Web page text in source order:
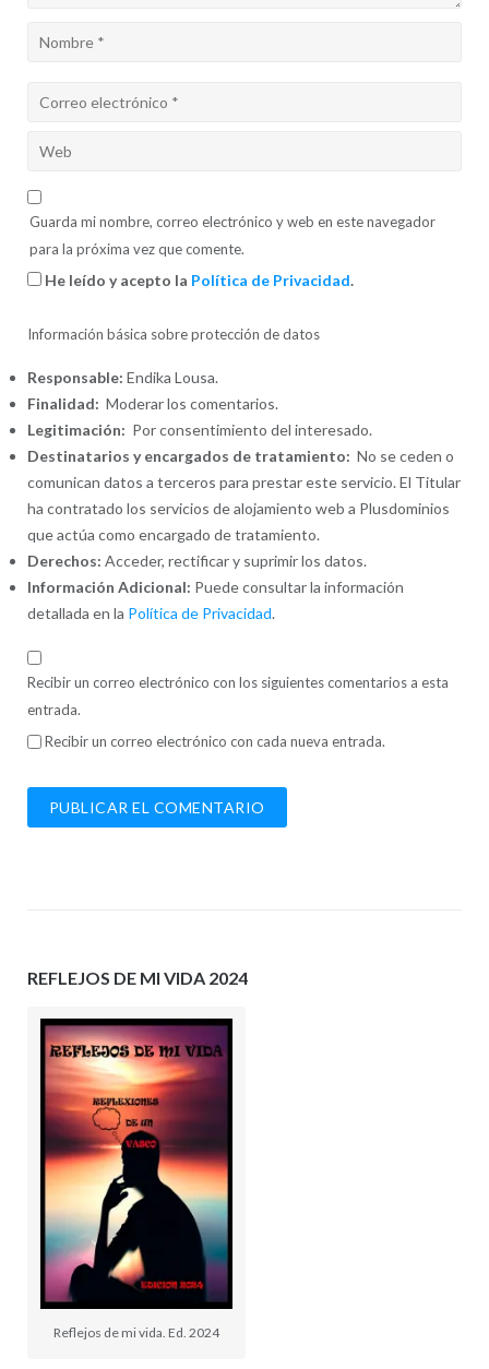
Guarda mi nombre, correo electrónico y web en este navegador
para la próxima vez que comente.
He leído y acepto la Política de Privacidad.
Información básica sobre protección de datos
Responsable: Endika Lousa.
Finalidad: Moderar los comentarios.
Legitimación: Por consentimiento del interesado.
Destinatarios y encargados de tratamiento: No se ceden o
comunican datos a terceros para prestar este servicio. El Titular
ha contratado los servicios de alojamiento web a Plusdominios
que actúa como encargado de tratamiento.
Derechos: Acceder, rectificar y suprimir los datos.
Información Adicional: Puede consultar la información
detallada en la Política de Privacidad.
Recibir un correo electrónico con los siguientes comentarios a esta
entrada.
Recibir un correo electrónico con cada nueva entrada.
REFLEJOS DE MI VIDA 2024
Reflejos de mi vida. Ed. 2024